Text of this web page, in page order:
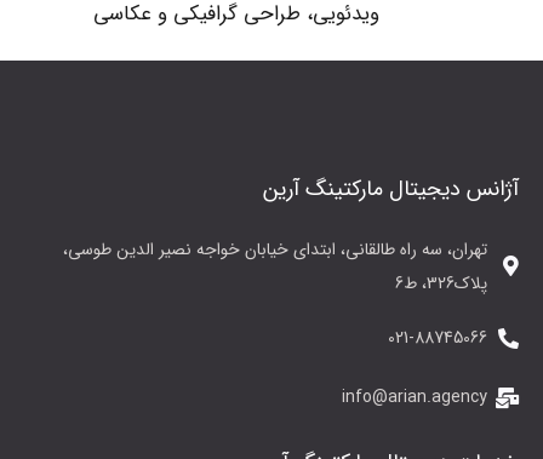
ویدئویی، طراحی گرافیکی و عکاسی
آژانس دیجیتال مارکتینگ آرین
تهران، سه راه طالقانی، ابتدای خیابان خواجه نصیر الدین طوسی،
پلاک326، ط6
021-88745066
info@arian.agency